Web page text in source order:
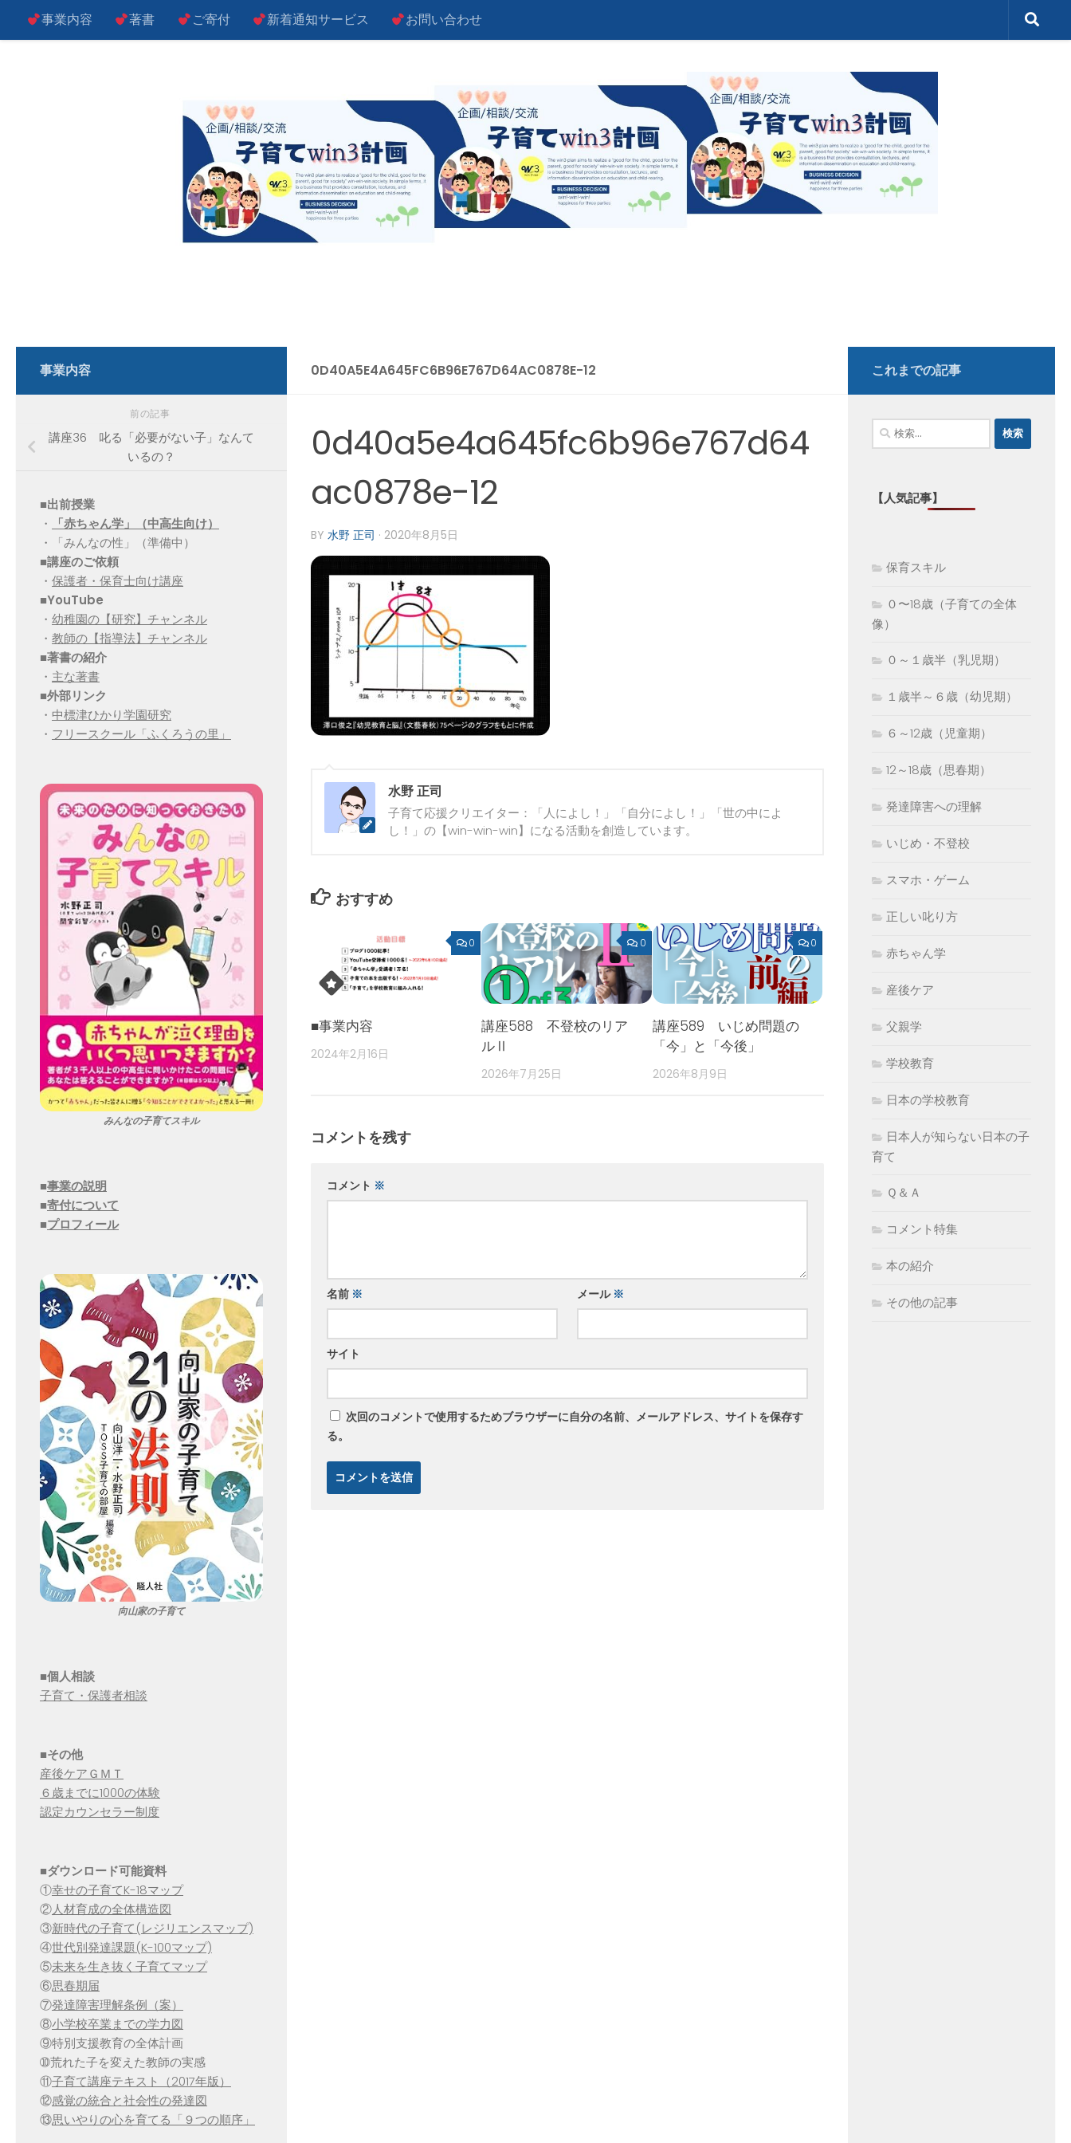
コンテンツへスキップ
事業内容 著書 ご寄付 新着通知サービス お問い合わせ
0D40A5E4A645FC6B96E767D64AC0878E-12
0d40a5e4a645fc6b96e767d64
ac0878e-12
BY 水野 正司 · 2020年8月5日
水野 正司
子育て応援クリエイター：「人によし！」「自分によし！」「世の中によ
し！」の【win-win-win】になる活動を創造しています。
おすすめ
0
■事業内容
2024年2月16日
0
講座588 不登校のリア
ルⅡ
2026年7月25日
0
講座589 いじめ問題の
「今」と「今後」
2026年8月9日
コメントを残す
コメント ※
名前 ※ メール ※
サイト
次回のコメントで使用するためブラウザーに自分の名前、メールアドレス、サイトを保存す
る。
事業内容
前の記事
講座36 叱る「必要がない子」なんて
いるの？
■出前授業
・
「赤ちゃん学」（中高生向け）
・「みんなの性」（準備中）
■講座のご依頼
・ 保護者・保育士向け講座
■YouTube
・ 幼稚園の【研究】チャンネル
・ 教師の【指導法】チャンネル
■著書の紹介
・ 主な著書
■外部リンク
・ 中標津ひかり学園研究
・ フリースクール「ふくろうの里」
みんなの子育てスキル
■事業の説明
■寄付について
■プロフィール
向山家の子育て
■個人相談
子育て・保護者相談
■その他
産後ケアＧＭＴ
６歳までに1000の体験
認定カウンセラー制度
■ダウンロード可能資料
①幸せの子育てK-18マップ
②人材育成の全体構造図
③新時代の子育て(レジリエンスマップ)
④世代別発達課題(K-100マップ)
⑤未来を生き抜く子育てマップ
⑥思春期届
⑦発達障害理解条例（案）
⑧小学校卒業までの学力図
⑨特別支援教育の全体計画
➉荒れた子を変えた教師の実感
⑪子育て講座テキスト（2017年版）
⑫感覚の統合と社会性の発達図
⑬思いやりの心を育てる「９つの順序」
これまでの記事
検
索:
【人気記事】
保育スキル
０〜18歳（子育ての全体
像）
０～１歳半（乳児期）
１歳半～６歳（幼児期）
６～12歳（児童期）
12～18歳（思春期）
発達障害への理解
いじめ・不登校
スマホ・ゲーム
正しい叱り方
赤ちゃん学
産後ケア
父親学
学校教育
日本の学校教育
日本人が知らない日本の子
育て
Ｑ＆Ａ
コメント特集
本の紹介
その他の記事